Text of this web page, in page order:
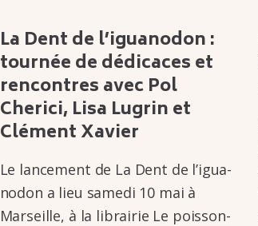
La Dent de l’igua­no­don :
tour­née de dédi­caces et
rencontres avec Pol
Cherici, Lisa Lugrin et
Clément Xavier
Le lance­­ment de La Dent de l’igua­­
no­­don a lieu samedi 10 mai à
Marseille, à la librai­­rie Le pois­­son-